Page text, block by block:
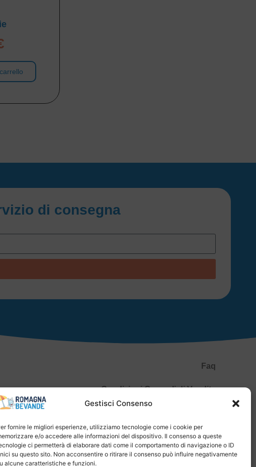
Gestisci Consenso
fornire le migliori esperienze, utilizziamo tecnologie come i cookie per
e/o accedere alle informazioni del dispositivo. Il consenso a queste
ci permetterà di elaborare dati come il comportamento di navigazione o ID
su questo sito. Non acconsentire o ritirare il consenso può influire negativamente
alcune caratteristiche e funzioni.
di consegna
Faq
Condizioni Generali di Vendita
Privacy Policy
P.IVA 04651830400